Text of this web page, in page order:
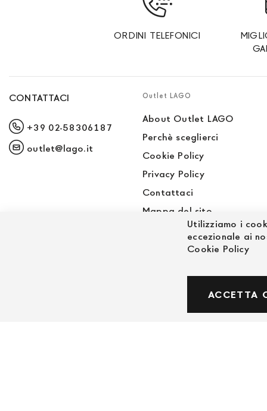
ORDINI TELEFONICI
CONTATTACI
+39 02-58306187
outlet@lago.it
Outlet LAGO
About Outlet LAGO
Perchè sceglierci
Cookie Policy
Privacy Policy
Contattaci
Mappa del sito
Sito LAGO
© Powered by MAV Arreda s.r.l. | P.IVA
Utilizziamo i
eccezionale ai
Cookie Policy
ACCETTA